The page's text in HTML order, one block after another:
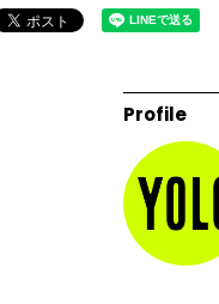
Profile